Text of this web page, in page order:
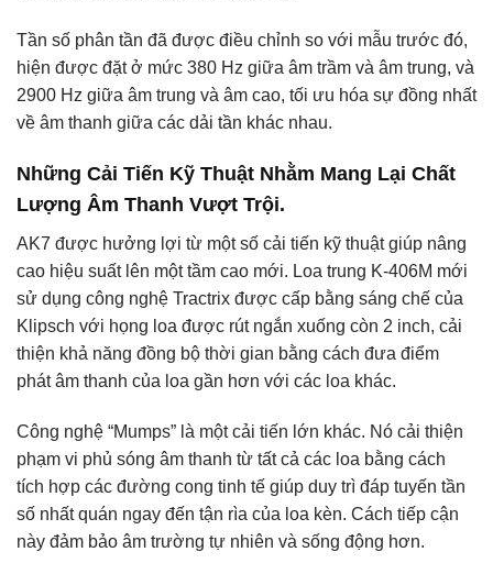
Tần số phân tần đã được điều chỉnh so với mẫu trước đó,
hiện được đặt ở mức 380 Hz giữa âm trầm và âm trung, và
2900 Hz giữa âm trung và âm cao, tối ưu hóa sự đồng nhất
về âm thanh giữa các dải tần khác nhau.
Những Cải Tiến Kỹ Thuật Nhằm Mang Lại Chất
Lượng Âm Thanh Vượt Trội.
AK7 được hưởng lợi từ một số cải tiến kỹ thuật giúp nâng
cao hiệu suất lên một tầm cao mới. Loa trung K-406M mới
sử dụng công nghệ Tractrix được cấp bằng sáng chế của
Klipsch với họng loa được rút ngắn xuống còn 2 inch, cải
thiện khả năng đồng bộ thời gian bằng cách đưa điểm
phát âm thanh của loa gần hơn với các loa khác.
Công nghệ “Mumps” là một cải tiến lớn khác. Nó cải thiện
phạm vi phủ sóng âm thanh từ tất cả các loa bằng cách
tích hợp các đường cong tinh tế giúp duy trì đáp tuyến tần
số nhất quán ngay đến tận rìa của loa kèn. Cách tiếp cận
này đảm bảo âm trường tự nhiên và sống động hơn.